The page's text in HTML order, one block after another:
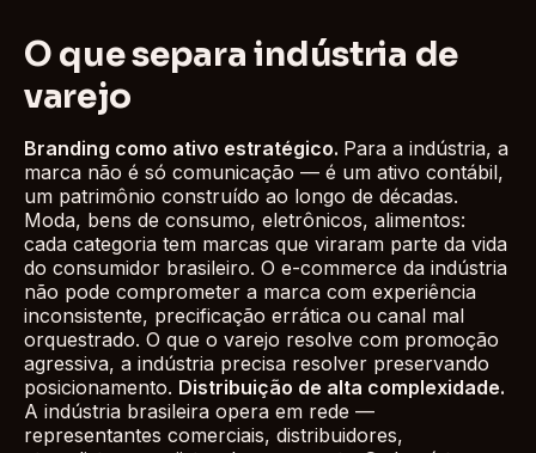
O que separa indústria de
varejo
Branding como ativo estratégico. Para a indústria, a
marca não é só comunicação — é um ativo contábil,
um patrimônio construído ao longo de décadas.
Moda, bens de consumo, eletrônicos, alimentos:
cada categoria tem marcas que viraram parte da vida
do consumidor brasileiro. O e-commerce da indústria
não pode comprometer a marca com experiência
inconsistente, precificação errática ou canal mal
orquestrado. O que o varejo resolve com promoção
agressiva, a indústria precisa resolver preservando
posicionamento. Distribuição de alta complexidade.
A indústria brasileira opera em rede —
representantes comerciais, distribuidores,